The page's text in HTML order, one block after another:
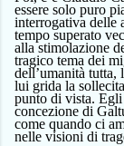
essere solo puro
interrogativa delle
tempo superato
alla stimolazione
tragico tema dei
dell’umanità tutta,
lui grida la
punto di vista. Egli
concezione di
come quando ci
nelle visioni di